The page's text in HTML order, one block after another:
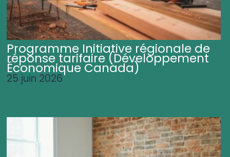
Programme Initiative régionale de
réponse tarifaire (Développement
Économique Canada)
25 juin 2026